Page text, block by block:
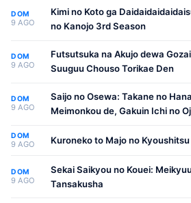
DOM
9 AGO
Kimi no Koto ga
no Kanojo 3rd Season
DOM
9 AGO
Futsutsuka na Akujo dewa
Suuguu Chouso Torikae Den
DOM
9 AGO
Saijo no Osewa: Takane no
Meimonkou de, Gakuin Ichi no
Osewa suru Koto ni Narimashita
DOM
9 AGO Kuroneko to Majo no Kyoushitsu
DOM
9 AGO
Sekai Saikyou no Kouei:
Tansakusha